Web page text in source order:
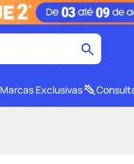
Marcas Exclusivas